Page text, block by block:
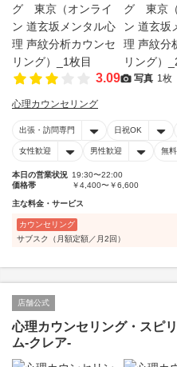
3.09 写真 1枚
心理カウンセリング
出張・訪問専門 日祝OK
女性歓迎 男性歓迎 無
本日の営業状況 19:30〜22:00
価格帯
￥4,400〜￥6,600
主な料金・サービス
カウンセリング
サブスク（月額定額／月2回）
店舗公式
心理カウンセリング・スピ
ム-クレア-